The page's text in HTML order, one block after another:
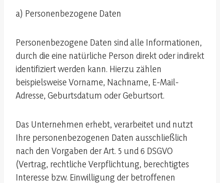
a) Personenbezogene Daten
Personenbezogene Daten sind alle Informationen,
durch die eine natürliche Person direkt oder indirekt
identifiziert werden kann. Hierzu zählen
beispielsweise Vorname, Nachname, E-Mail-
Adresse, Geburtsdatum oder Geburtsort.
Das Unternehmen erhebt, verarbeitet und nutzt
Ihre personenbezogenen Daten ausschließlich
nach den Vorgaben der Art. 5 und 6 DSGVO
(Vertrag, rechtliche Verpflichtung, berechtigtes
Interesse bzw. Einwilligung der betroffenen